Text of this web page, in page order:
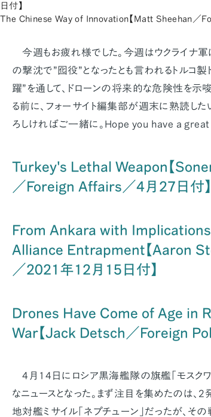
日付】
The Chinese Way of Innovation【Matt Sheehan／
今週もお疲れ様でした。今週はウクライナ軍
の撃沈で”囮役”となったとも言われるトルコ製
躍”を通して、ドローンの将来的な危険性を示
る前に、フォーサイト編集部が週末に熟読し
ろしければご一緒に。Hope you have a great
Turkey's Lethal Weapon【
／Foreign Affairs／4月27日付】
From Ankara with
Alliance Entrapment【Aaron
／2021年12月15日付】
Drones Have Come of Age in
War【Jack Detsch／Foreign
4月14日にロシア黒海艦隊の旗艦「モスクワ
なニュースとなった。まず注目を集めたのは、
地対艦ミサイル「ネプチューン」だったが、そ